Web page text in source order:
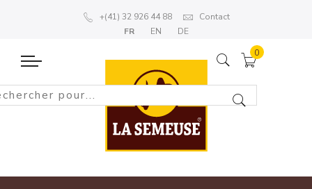
+(41) 32 926 44 88
Contact
FR
EN DE